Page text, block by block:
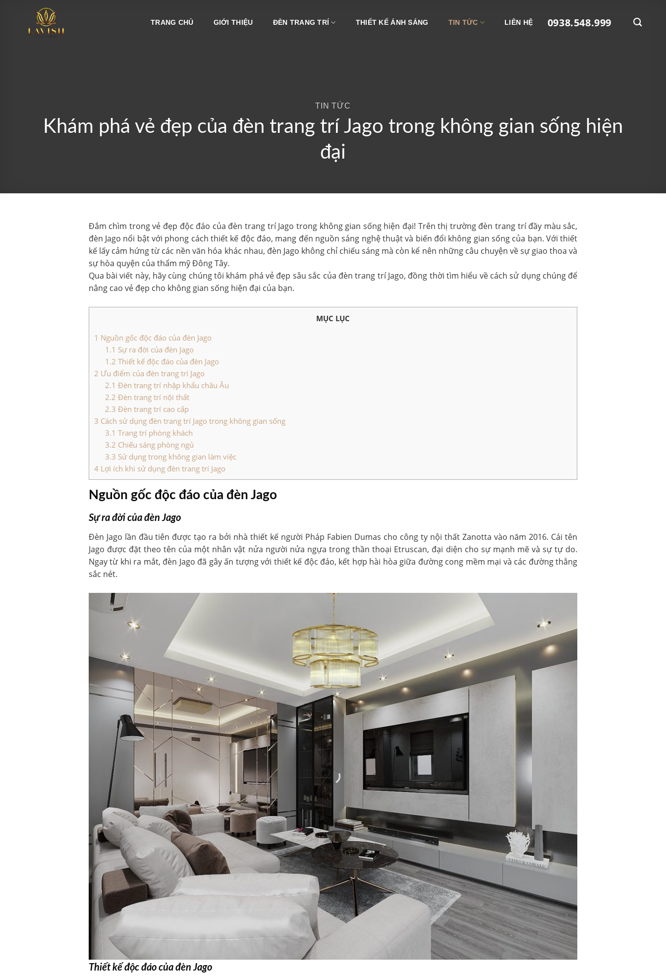
TRANG CHỦ GIỚI THIỆU ĐÈN TRANG TRÍ THIẾT KẾ ÁNH SÁNG TIN TỨC LIÊN HỆ 0938.548.999
TIN TỨC
Khám phá vẻ đẹp của đèn trang trí Jago trong không gian sống hiện
đại
Đắm chìm trong vẻ đẹp độc đáo của đèn trang trí Jago trong không gian sống hiện đại! Trên thị trường đèn trang trí đầy màu sắc,
đèn Jago nổi bật với phong cách thiết kế độc đáo, mang đến nguồn sáng nghệ thuật và biến đổi không gian sống của bạn. Với thiết
kế lấy cảm hứng từ các nền văn hóa khác nhau, đèn Jago không chỉ chiếu sáng mà còn kể nên những câu chuyện về sự giao thoa và
sự hòa quyện của thẩm mỹ Đông Tây.
Qua bài viết này, hãy cùng chúng tôi khám phá vẻ đẹp sâu sắc của đèn trang trí Jago, đồng thời tìm hiểu về cách sử dụng chúng để
nâng cao vẻ đẹp cho không gian sống hiện đại của bạn.
MỤC LỤC
1 Nguồn gốc độc đáo của đèn Jago
1.1 Sự ra đời của đèn Jago
1.2 Thiết kế độc đáo của đèn Jago
2 Ưu điểm của đèn trang trí Jago
2.1 Đèn trang trí nhập khẩu châu Âu
2.2 Đèn trang trí nội thất
2.3 Đèn trang trí cao cấp
3 Cách sử dụng đèn trang trí Jago trong không gian sống
3.1 Trang trí phòng khách
3.2 Chiếu sáng phòng ngủ
3.3 Sử dụng trong không gian làm việc
4Lợi ích khi sử dụng đèn trang trí Jago
Nguồn gốc độc đáo của đèn Jago
Sự ra đời của đèn Jago
Đèn Jago lần đầu tiên được tạo ra bởi nhà thiết kế người Pháp Fabien Dumas cho công ty nội thất Zanotta vào năm 2016. Cái tên
Jago được đặt theo tên của một nhân vật nửa người nửa ngựa trong thần thoại Etruscan, đại diện cho sự mạnh mẽ và sự tự do.
Ngay từ khi ra mắt, đèn Jago đã gây ấn tượng với thiết kế độc đáo, kết hợp hài hòa giữa đường cong mềm mại và các đường thẳng
sắc nét.
Thiết kế độc đáo của đèn Jago